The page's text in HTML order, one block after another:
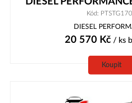
Kód:
DIESEL
20 570 Kč/ ks
Koupit